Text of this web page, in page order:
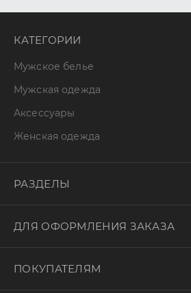
КАТЕГОРИИ
Мужское белье
Мужская одежда
Аксессуары
Женская одежда
РАЗДЕЛЫ
ДЛЯ ОФОРМЛЕНИЯ ЗАКАЗА
ПОКУПАТЕЛЯМ